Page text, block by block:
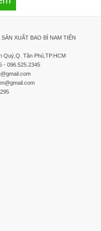
XUẤT BAO BÌ NAM TIẾN
Quý,Q. Tân Phú,TP.HCM
- 096.525.2345